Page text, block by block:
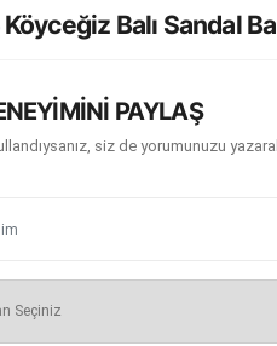
Köyceğiz Balı Sandal
PAYLAŞ
siz de yorumunuzu